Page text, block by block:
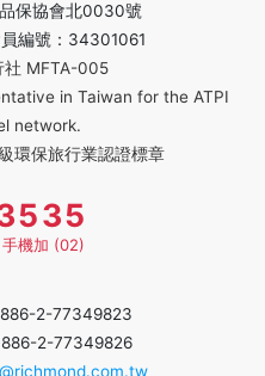
保協會北0030號
編號：34301061
社 MFTA-005
in Taiwan for the ATPI
network.
環保旅行業認證標章
機加 (02)
2-77349823
2-77349826